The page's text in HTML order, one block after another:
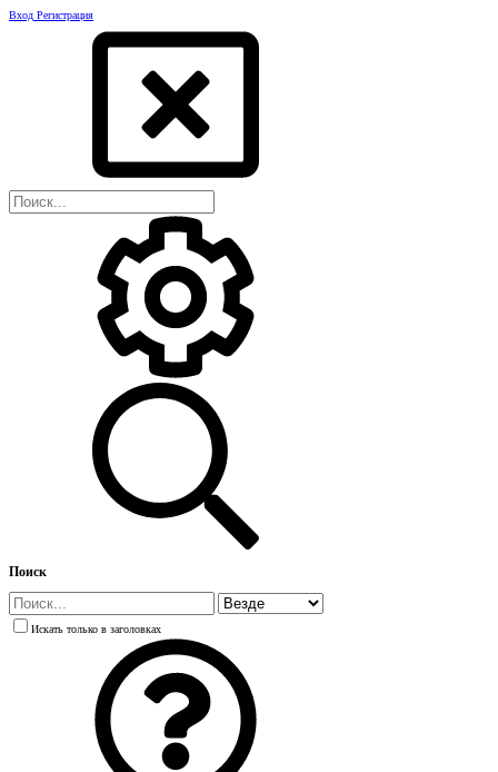
Вход Регистрация
Поиск
Искать только в заголовках